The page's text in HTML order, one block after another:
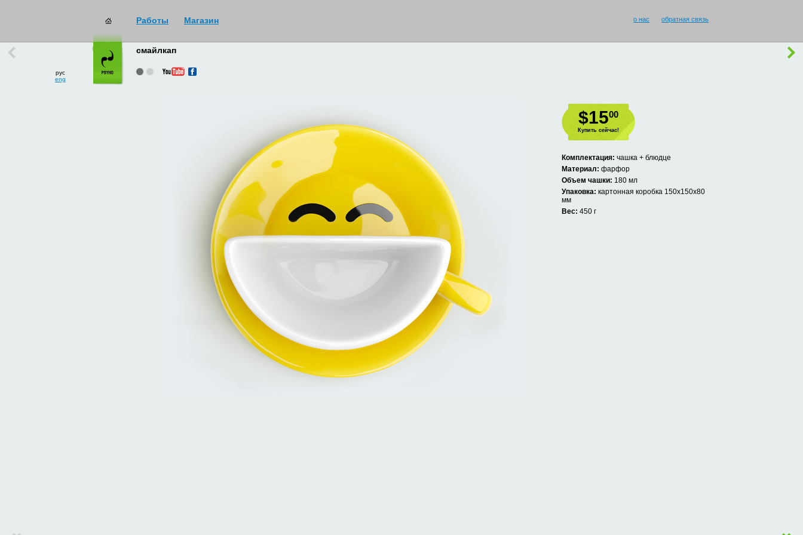
Работы Магазин обратная связь
о нас
рус
eng
смайлкап
$1500
Купить сейчас!
Комплектация: чашка + блюдце
Материал: фарфор
Объем чашки: 180 мл
Упаковка: картонная коробка 150х150х80
мм
Вес: 450 г